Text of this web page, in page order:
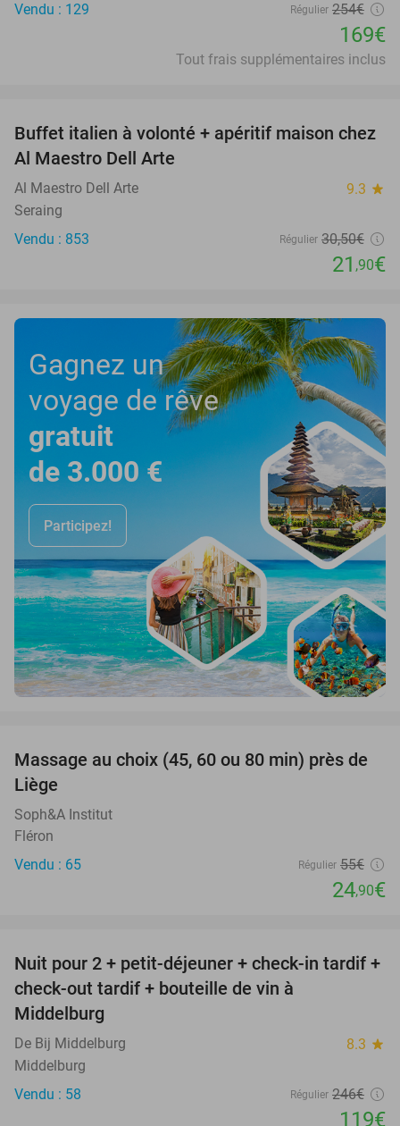
Vendu : 129
Régulier 254€
169€
Tout frais supplémentaires inclus
28%
Buffet italien à volonté + apéritif maison chez
Al Maestro Dell Arte
Al Maestro Dell Arte 9.3 star
Seraing
Vendu : 853
Régulier 30,50€
21 ,90€
Gagnez un
voyage de rêve
gratuit
de 3.000 €
Participez!
55%
Massage au choix (45, 60 ou 80 min) près de
Liège
Soph&A Institut
Fléron
Vendu : 65
Régulier 55€
24,90€
52%
Nuit pour 2 + petit-déjeuner + check-in tardif +
check-out tardif + bouteille de vin à
Middelburg
De Bij Middelburg 8.3 star
Middelburg
Vendu : 58
Régulier 246€
119€